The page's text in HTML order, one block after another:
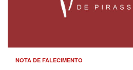
NOTA DE FALECIMENTO